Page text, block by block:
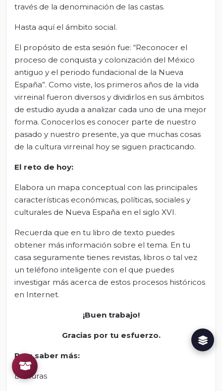
través de la denominación de las castas.
Hasta aquí el ámbito social.
El propósito de esta sesión fue: “Reconocer el
proceso de conquista y colonización del México
antiguo y el periodo fundacional de la Nueva
España”. Como viste, los primeros años de la vida
virreinal fueron diversos y dividirlos en sus ámbitos
de estudio ayuda a analizar cada uno de una mejor
forma. Conocerlos es conocer parte de nuestro
pasado y nuestro presente, ya que muchas cosas
de la cultura virreinal hoy se siguen practicando.
El reto de hoy:
Elabora un mapa conceptual con las principales
características económicas, políticas, sociales y
culturales de Nueva España en el siglo XVI.
Recuerda que en tu libro de texto puedes
obtener más información sobre el tema. En tu
casa seguramente tienes revistas, libros o tal vez
un teléfono inteligente con el que puedes
investigar más acerca de estos procesos históricos
en Internet.
¡Buen trabajo!
Gracias por tu esfuerzo.
Para saber más:
Lecturas